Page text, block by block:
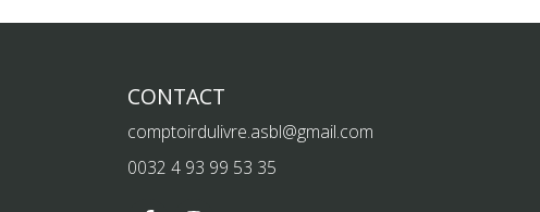
CONTACT
comptoirdulivre.asbl@gmail.com
0032 4 93 99 53 35